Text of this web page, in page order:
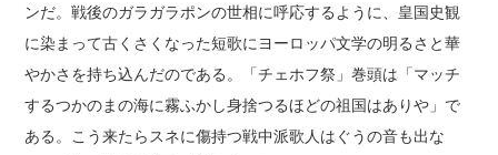
ンだ。戦後のガラガラポンの世相に呼応するように、皇国史観
に染まって古くさくなった短歌にヨーロッパ文学の明るさと華
やかさを持ち込んだのである。「チェホフ祭」巻頭は「マッチ
するつかのまの海に霧ふかし身捨つるほどの祖国はありや」で
ある。こう来たらスネに傷持つ戦中派歌人はぐうの音も出な